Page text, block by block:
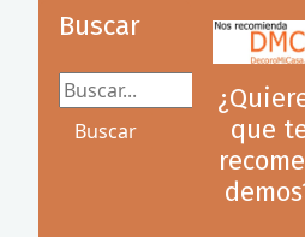
Buscar
Buscar...
Buscar
que